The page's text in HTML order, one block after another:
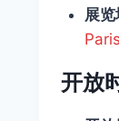
展
Paris
开放